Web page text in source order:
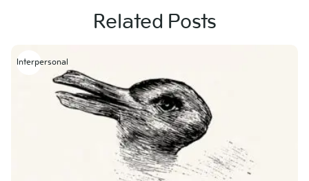
Related Posts
Interpersonal